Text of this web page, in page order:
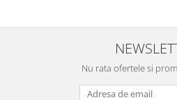
Nu rata ofertele si